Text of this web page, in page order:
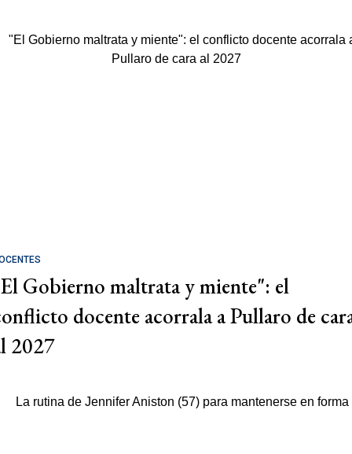
Gobierno maltrata y miente": el
docente acorrala a Pullaro de
2027